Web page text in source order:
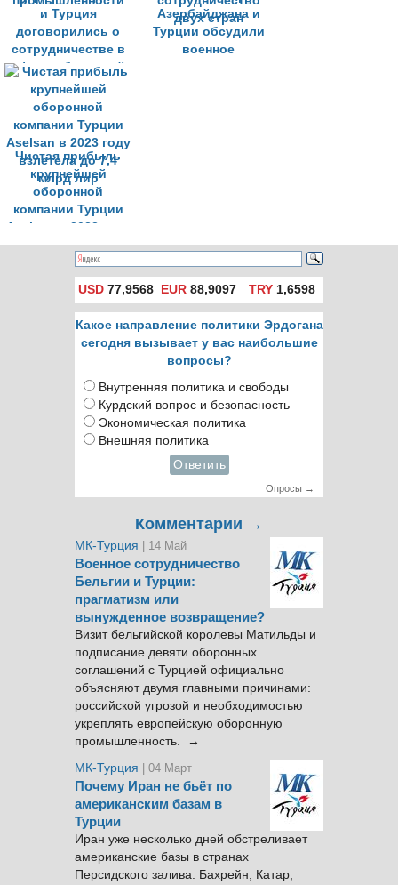
и Турция
договорились о
сотрудничестве в
сфере оборонной
промышленности
Азербайджана и
Турции обсудили
военное
Чистая прибыль
крупнейшей
оборонной
компании Турции
Aselsan в 2023 году
взлетела до 7,4
млрд лир
USD 77,9568 EUR 88,9097 TRY1,6598
Какое направление политики Эрдогана
сегодня вызывает у вас наибольшие
вопросы?
Внутренняя политика и свободы
Курдский вопрос и безопасность
Экономическая политика
Внешняя политика
Ответить
Опросы →
Комментарии →
МК-Турция | 14 Май
Военное сотрудничество
Бельгии и Турции:
прагматизм или
вынужденное возвращение?
Визит бельгийской королевы Матильды и
подписание девяти оборонных
соглашений с Турцией официально
объясняют двумя главными причинами:
российской угрозой и необходимостью
укреплять европейскую оборонную
промышленность. →
МК-Турция
| 04 Март
Почему Иран не бьёт по
американским базам в
Турции
Иран уже несколько дней обстреливает
американские базы в странах
Персидского залива: Бахрейн, Катар,